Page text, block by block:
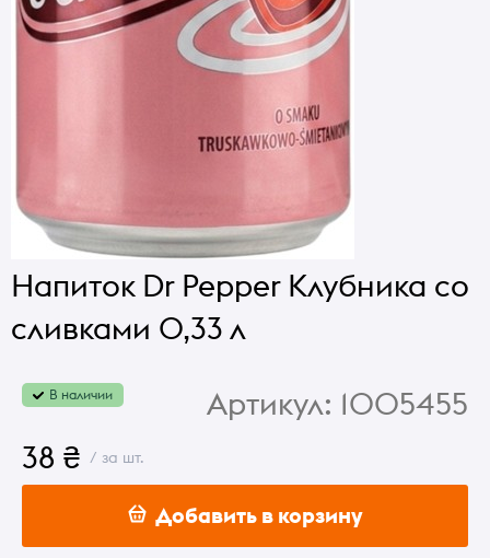
Напиток Dr Pepper Клубника со
сливками 0,33 л
В наличии Артикул: 1005455
38 ₴ / за шт.
Добавить в корзину